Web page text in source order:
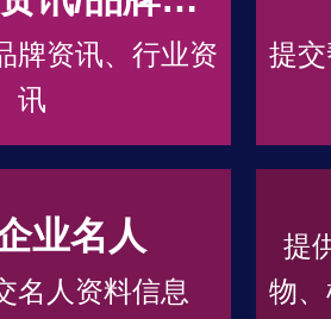
牌资讯、行业资
讯
提
业名人
名人资料信息
提
物